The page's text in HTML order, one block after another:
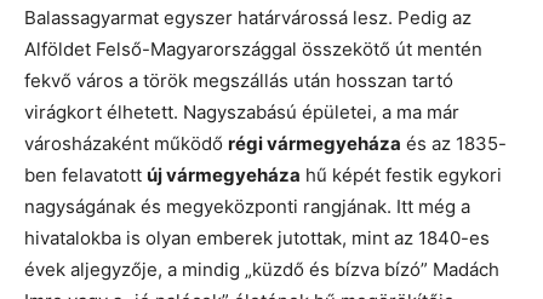
Balassagyarmat egyszer határvárossá lesz. Pedig az
Alföldet Felső-Magyarországgal összekötő út mentén
fekvő város a török megszállás után hosszan tartó
virágkort élhetett. Nagyszabású épületei, a ma már
városházaként működő régi vármegyeháza és az 1835-
ben felavatott új vármegyeháza hű képét festik egykori
nagyságának és megyeközponti rangjának. Itt még a
hivatalokba is olyan emberek jutottak, mint az 1840-es
évek aljegyzője, a mindig „küzdő és bízva bízó” Madách